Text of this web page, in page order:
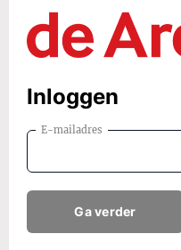
Inloggen
E-mailadres
Ga verder